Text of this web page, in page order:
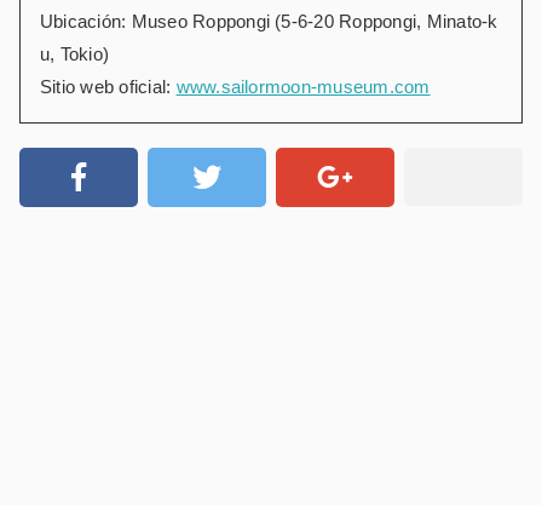
Ubicación: Museo Roppongi (5-6-20 Roppongi, Minato-k
u, Tokio)
Sitio web oficial: www.sailormoon-museum.com